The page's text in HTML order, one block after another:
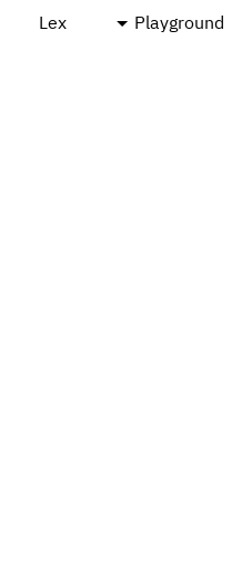
Lex Playground